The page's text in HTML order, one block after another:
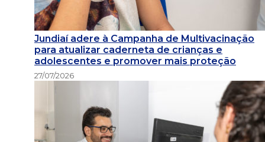
Jundiaí adere à Campanha de Multivacinação
para atualizar caderneta de crianças e
adolescentes e promover mais proteção
27/07/2026